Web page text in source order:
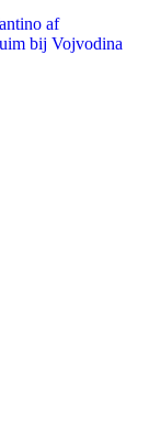
af
bij Vojvodina